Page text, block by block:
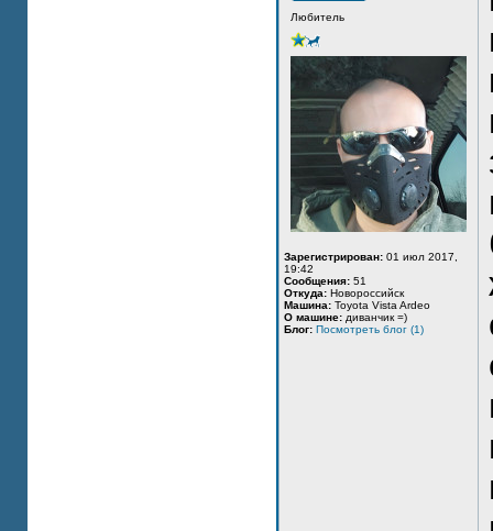
Любитель
Зарегистрирован: 01 июл 2017,
19:42
Сообщения: 51
Откуда: Новороссийск
Машина: Toyota Vista Ardeo
О машине: диванчик =)
Блог: Посмотреть блог (1)